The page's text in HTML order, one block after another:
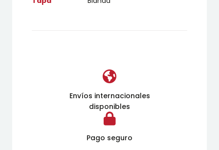
Envíos internacionales
disponibles
Pago seguro